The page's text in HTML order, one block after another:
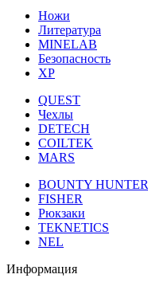
Ножи
Литература
MINELAB
Безопасность
XP
QUEST
Чехлы
DETECH
COILTEK
MARS
BOUNTY HUNTER
FISHER
Рюкзаки
TEKNETICS
NEL
Информация